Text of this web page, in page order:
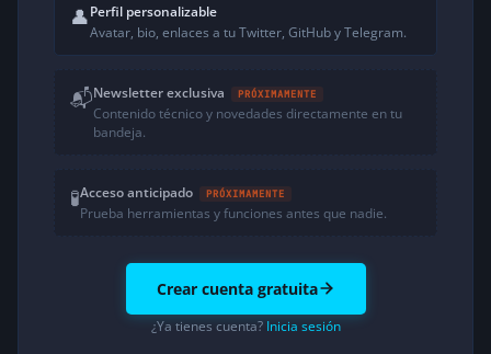
👤Perfil personalizable
Avatar, bio, enlaces a tu Twitter, GitHub y Telegram.
📬Newsletter exclusiva PRÓXIMAMENTE
Contenido técnico y novedades directamente en tu
bandeja.
🧪Acceso anticipado PRÓXIMAMENTE
Prueba herramientas y funciones antes que nadie.
Crear cuenta gratuita
¿Ya tienes cuenta? Inicia sesión